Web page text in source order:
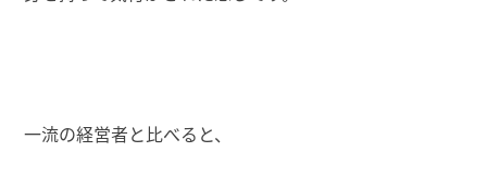
一流の経営者と比べると、